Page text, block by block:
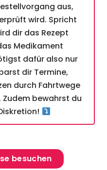
aus,
wird. Spricht
dir das Rezept
Medikament
dafür also nur
dir Termine,
durch Fahrtwege
bewahrst du
besuchen